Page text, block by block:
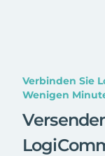
Verbinden Sie
Wenigen